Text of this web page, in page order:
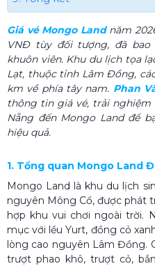
Giá vé Mongo Landnăm
VNĐ tùy đối tượng, đã
khuôn viên. Khu du lịch tọa
Lạt, thuộc tỉnh Lâm Đồng,
km về phía tây nam. Phan
thông tin giá vé, trải
Nẵng đến Mongo Land để
hiệu quả.
1. Tổng quan Mongo Land
Mongo Land là khu du lịch
nguyên Mông Cổ, được phát
hợp khu vui chơi ngoài trời.
mục với lều Yurt, đồng cỏ
lòng cao nguyên Lâm Đồng.
trượt phao khô, trượt cỏ,